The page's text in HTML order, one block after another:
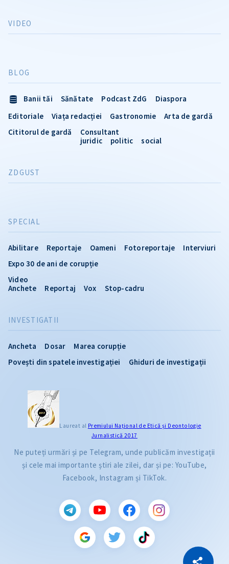
INVESTIGATII
Ancheta Dosar
Marea corupție
Povești din spatele investigației
Ghiduri de investigații
VIDEO
SPECIAL
Abilitare Reportaje Oameni Fotoreportaje
Interviuri
Expo 30 de ani de corupție
Video
Anchete
Reportaj Vox Stop-cadru
BLOG
Banii tăi Sănătate Podcast ZdG
Diaspora
Editoriale
Viața redacției Gastronomie
Arta de gardă
Cititorul de gardă
Consultant
juridic
politic social
ZDGUST
Laureat al Premiului Naţional de Etică și Deontologie
Jurnalistică 2017
Ne puteți urmări și pe Telegram, unde publicăm investigații
și cele mai importante știri ale zilei, dar și pe: YouTube,
Facebook, Instagram și TikTok.